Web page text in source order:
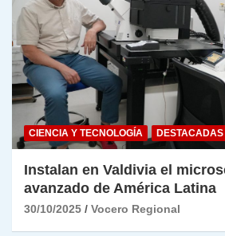
CIENCIA Y TECNOLOGÍA DESTACADAS
Instalan en Valdivia el
avanzado de América Latina
30/10/2025 Vocero Regional